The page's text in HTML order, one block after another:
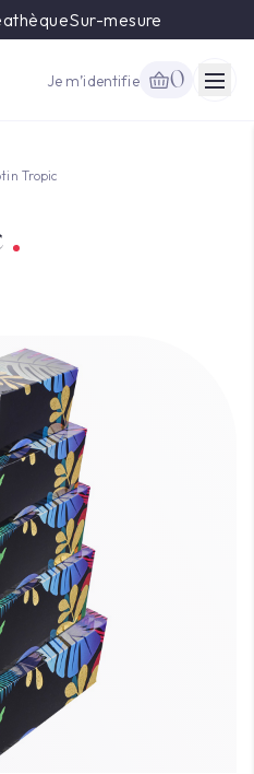
Sur-mesure
Je m’identifie 0
Tropic